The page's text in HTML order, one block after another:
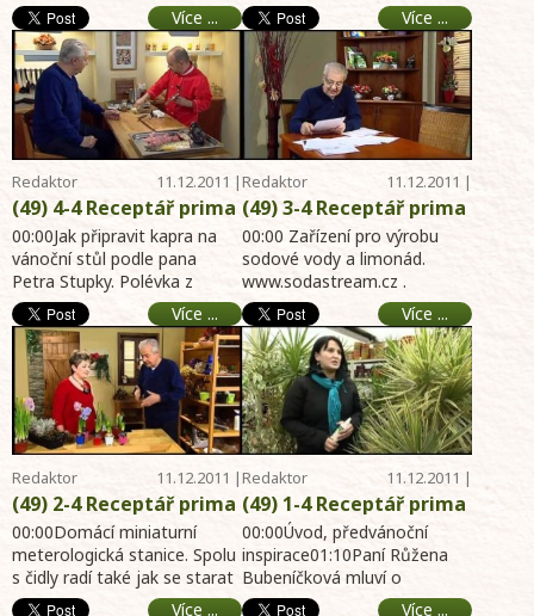
kvalita čokolády -
Krmení ptáků v zimě -
Smažení kapra podle
Richarda Tesaříka -
online archiv hobby
portál 18.12.2011 -
zahrada, dům, byt,
chalupa
00:53 Na Dlaskově statku
paní Ida Rozová z ...
Více ...
Papírové betlémy -
online archiv hobby
portál 18.12.2011 -
zahrada, dům, byt,
chalupa
hospodář a písmák a
národopisná expozi ...
Více ...
Redaktor
Telereceptáře
11.12.2011 |
09:52
(49) 4-4 Receptář prima
nápadů online -
Příprava kapra pro
vánoční stůl - Pozvánka
na výstavy - online
archiv hobby portál
11.12.2011 - zahrada,
dům, byt, chalupa
00:00Jak připravit kapra na
vánoční stůl podle pana
Petra Stupky. Polévka z
kapra. Omeletky .
05:26Pozvánka na
výstavy06:10Pan St ...
Více ...
Redaktor
Telereceptáře
11.12.2011 |
09:51
(49) 3-4 Receptář prima
nápadů online - Domácí
výroba sodové vody a
limonád - NOVÁ SOUTĚŽ
- Nad dopisy - Jak se
staví srub - online
archiv hobby portál
11.12.2011 - zahrada,
dům, byt, chalupa
00:00 Zařízení pro výrobu
sodové vody a limonád.
www.sodastream.cz .
Zdrojová bombička je až na
80 litrů nápoje. 04:00 NOVÁ ...
Více ...
Redaktor
Telereceptáře
11.12.2011 |
09:51
(49) 2-4 Receptář prima
nápadů online - Domácí
meteorologická
stanice - Vyhlášení
vítězů soutěží - Jedlá
00:00Domácí miniaturní
meterologická stanice. Spolu
s čidly radí také jak se starat
o rostliny doma, nebo před
Více ...
Redaktor
Telereceptáře
11.12.2011 |
09:50
(49) 1-4 Receptář prima
nápadů online - Vánoční
dekorace - Pokojové
rostliny a péče o ně -
Návnadové boxy na
00:00Úvod, předvánoční
inspirace01:10Paní Růžena
Bubeníčková mluví o
předvánočních a vánočních
Více ...